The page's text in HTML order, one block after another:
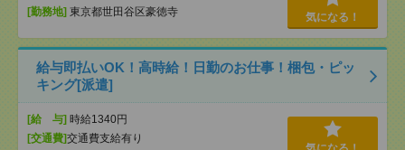
[勤務地] 東京都世田谷区豪徳寺 気になる！
給与即払いOK！高時給！日勤のお仕事！梱包・ピッ
キング[派遣]
[給 与] 時給1340円
[交通費]交通費支給有り